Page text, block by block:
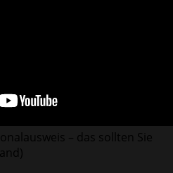
– das sollten Sie